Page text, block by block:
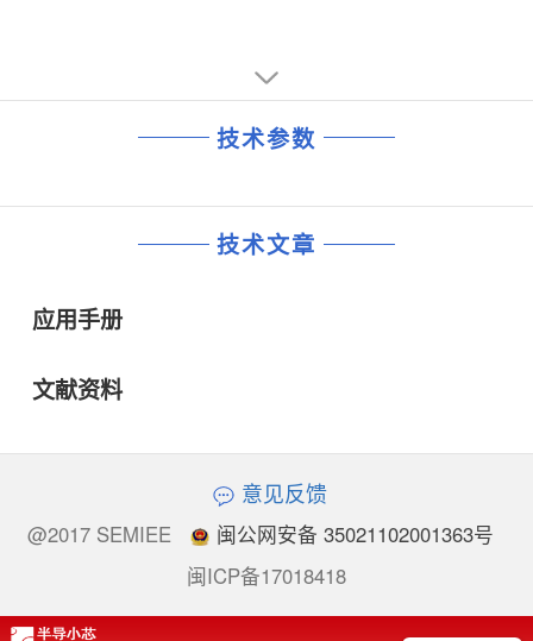
技术参数
技术文章
应用手册
文献资料
意见反馈
@2017 SEMIEE
闽公网安备 35021102001363号
闽ICP备17018418